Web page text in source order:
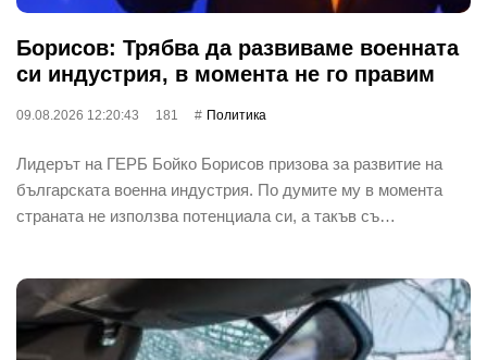
Борисов: Трябва да развиваме военната
си индустрия, в момента не го правим
09.08.2026 12:20:43 181 Политика
Лидерът на ГЕРБ Бойко Борисов призова за развитие на
българската военна индустрия. По думите му в момента
страната не използва потенциала си, а такъв съ…